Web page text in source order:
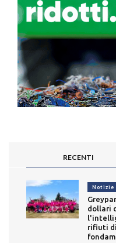
RECENTI
Notizie
dollari
rifiuti